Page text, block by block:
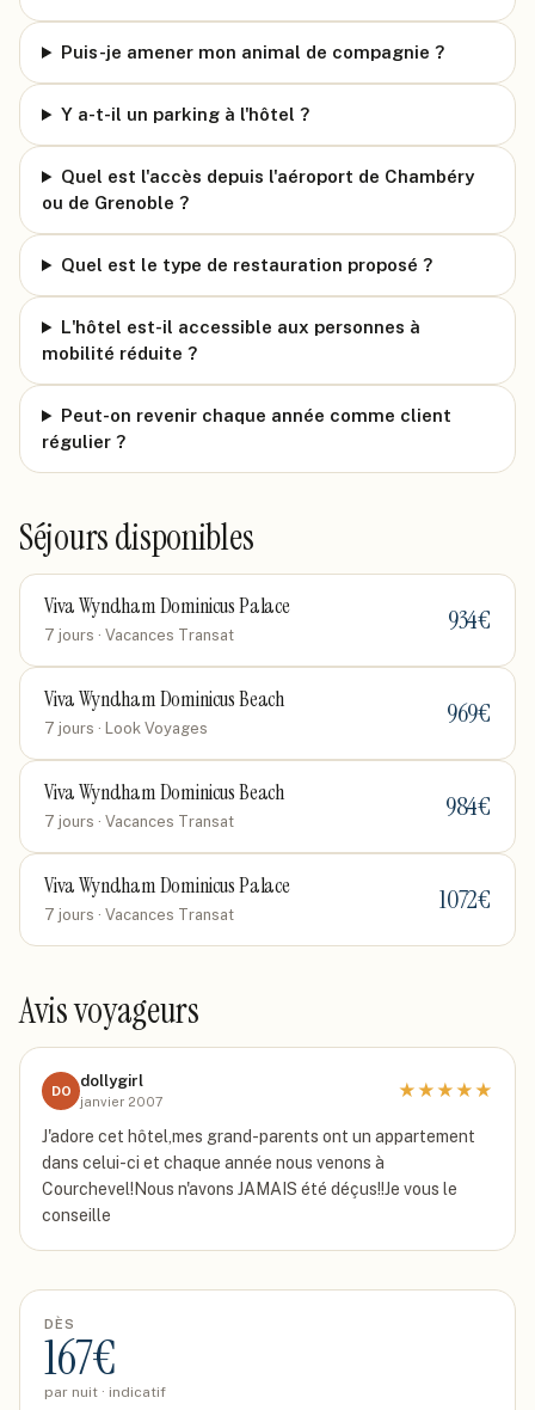
Puis-je amener mon animal de compagnie ?
Y a-t-il un parking à l'hôtel ?
Quel est l'accès depuis l'aéroport de Chambéry
ou de Grenoble ?
Quel est le type de restauration proposé ?
L'hôtel est-il accessible aux personnes à
mobilité réduite ?
Peut-on revenir chaque année comme client
régulier ?
Séjours disponibles
Viva Wyndham Dominicus Palace
7 jours · Vacances Transat 934€
Viva Wyndham Dominicus Beach
7 jours · Look Voyages 969€
Viva Wyndham Dominicus Beach
7 jours · Vacances Transat 984€
Viva Wyndham Dominicus Palace
7 jours · Vacances Transat 1072€
Avis voyageurs
DO
dollygirl
janvier 2007
★★★★★
J'adore cet hôtel,mes grand-parents ont un appartement
dans celui-ci et chaque année nous venons à
Courchevel!Nous n'avons JAMAIS été déçus!!Je vous le
conseille
DÈS
167€
par nuit · indicatif